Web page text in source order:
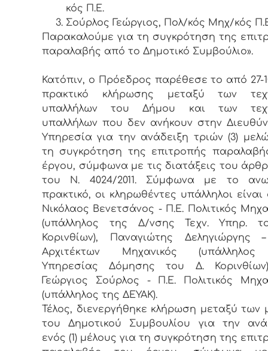
κός Π.Ε.
Σούρλος Γεώργιος, Πολ/κός Μηχ/κός
Παρακαλούμε για τη συγκρότηση της
παραλαβής από το Δημοτικό Συμβούλιο».
Κατόπιν, ο Πρόεδρος παρέθεσε το από 27-
πρακτικό κλήρωσης μεταξύ των
υπαλλήλων του Δήμου και των
υπαλλήλων που δεν ανήκουν στην
Υπηρεσία για την ανάδειξη τριών (3)
τη συγκρότηση της επιτροπής
έργου, σύμφωνα με τις διατάξεις του
του Ν. 4024/2011. Σύμφωνα με το
πρακτικό, οι κληρωθέντες υπάλληλοι είναι
Νικόλαος Βενετσάνος - Π.Ε. Πολιτικός
(υπάλληλος της Δ/νσης Τεχν. Υπηρ.
Κορινθίων), Παναγιώτης Δεληγιώργης
Αρχιτέκτων Μηχανικός
Υπηρεσίας Δόμησης του Δ.
Γεώργιος Σούρλος - Π.Ε. Πολιτικός
(υπάλληλος της ΔΕΥΑΚ).
Τέλος, διενεργήθηκε κλήρωση μεταξύ των
του Δημοτικού Συμβουλίου για την
ενός (1) μέλους για τη συγκρότηση της